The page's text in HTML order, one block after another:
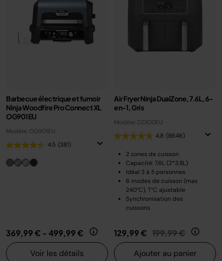
Barbecue électrique et fumoir
Ninja Woodfire Pro Connect XL
OG901EU
Modèle: OG901EU
4.5 (381)
369,99 €- 499,99 €
Voir les détails
Air Fryer Ninja DualZone, 7.6L, 6-
en-1, Gris
Modèle: DZ300EU
4.8 (8646)
2 zones de cuisson
Capacité: 7.6L (2*3.8L)
Idéal 3 à 5 personnes
6 modes de cuisson (max
240°C), T°C ajustable
Synchronisation des
cuissons
129,99 € Prix réduit de
199,99 € au
Ajouter au panier